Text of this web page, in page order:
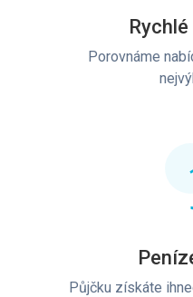
Porovnáme
Půjčku získáte